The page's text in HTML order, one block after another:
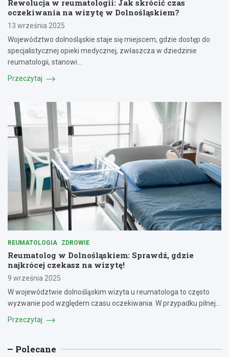
Rewolucja w reumatologii: Jak skrócić czas
oczekiwania na wizytę w Dolnośląskiem?
13 września 2025
Województwo dolnośląskie staje się miejscem, gdzie dostęp do
specjalistycznej opieki medycznej, zwłaszcza w dziedzinie
reumatologii, stanowi…
Przeczytaj
REUMATOLOGIA ZDROWIE
Reumatolog w Dolnośląskiem: Sprawdź, gdzie
najkrócej czekasz na wizytę!
9 września 2025
W województwie dolnośląskim wizyta u reumatologa to często
wyzwanie pod względem czasu oczekiwania. W przypadku pilnej…
Przeczytaj
Polecane